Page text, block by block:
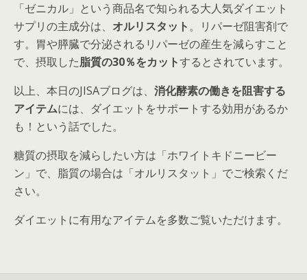
「ゼニカル」という商品名で知られる大人気ダイエット
サプリの主成分は、 オルリスタット。リパーゼ阻害剤で
す。胃や膵臓で分泌されるリパーゼの産生を減らすこと
で、摂取した脂質の30％をカットするとされています。
以上、本日のJISAブログは、 消化酵素の働きを阻害する
アイテムには、ダイエットをサポートする効用があるか
も！という話でした。
糖質の摂取を減らしたい方は「ホワイトキドニービー
ン」で、脂質の場合は「オルリスタット」でご検索くだ
さい。
ダイエットに有用なアイテムを多数ご覧いただけます。